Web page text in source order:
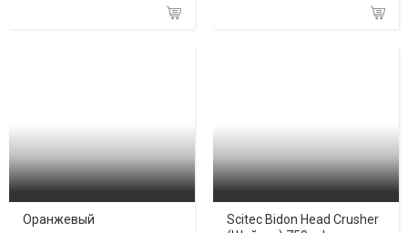
Оранжевый
Scitec Bidon Head Crusher